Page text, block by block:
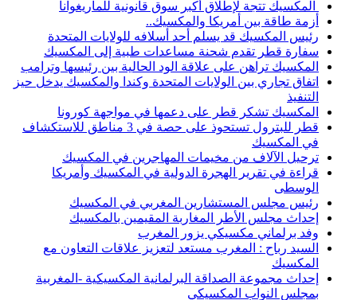
المكسيك تتجة لإطلاق أكبر سوق قانونية للماريغوانا
أزمة طاقة بين أمريكا والمكسيك..
رئيس المكسيك قد يسلم أحد أسلافه للولايات المتحدة
سفارة قطر تقدم شحنة مساعدات طبية إلى المكسيك
المكسيك تراهن على علاقة الود الحالية بين رئيسها وترامب
اتفاق تجاري بين الولايات المتحدة وكندا والمكسيك يدخل حيز
التنفيذ
المكسيك تشكر قطر على دعمها في مواجهة كورونا
قطر للبترول تستحوذ على حصة في 3 مناطق للاستكشاف
في المكسيك
ترحيل الآلاف من مخيمات المهاجرين في المكسيك
قراءة في تقرير الهجرة الدولية في المكسيك وأمريكا
الوسطى
رئيس مجلس المستشارين المغربي في المكسيك
إحداث مجلس الأطر المغاربة المقيمين بالمكسيك
وفد برلماني مكسيكي يزور المغرب
السيد رباح : المغرب مستعد لتعزيز علاقات التعاون مع
المكسيك
إحداث مجموعة الصداقة البرلمانية المكسيكية -المغربية
بمجلس النواب المكسيكي